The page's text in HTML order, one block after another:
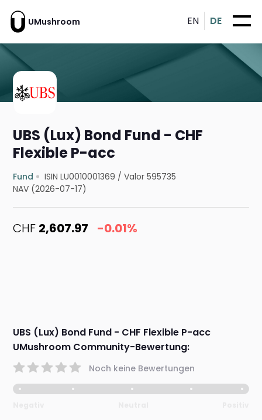
UMushroom EN DE
UBS (Lux) Bond Fund - CHF
Flexible P-acc
Fund ISIN LU0010001369 /Valor 595735
NAV (2026-07-17)
CHF 2,607.97 -0.01%
UBS (Lux) Bond Fund - CHF Flexible P-acc
UMushroom Community-Bewertung:
Noch keine Bewertungen